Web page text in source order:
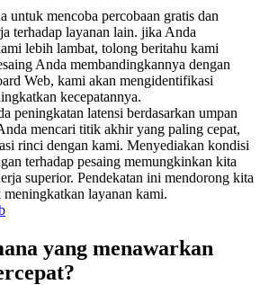
untuk mencoba percobaan gratis dan
terhadap layanan lain. jika Anda
lebih lambat, tolong beritahu kami
Anda membandingkannya dengan
Web, kami akan mengidentifikasi
kecepatannya.
peningkatan latensi berdasarkan umpan
mencari titik akhir yang paling cepat,
rinci dengan kami. Menyediakan kondisi
terhadap pesaing memungkinkan kita
superior. Pendekatan ini mendorong kita
meningkatkan layanan kami.
yang menawarkan